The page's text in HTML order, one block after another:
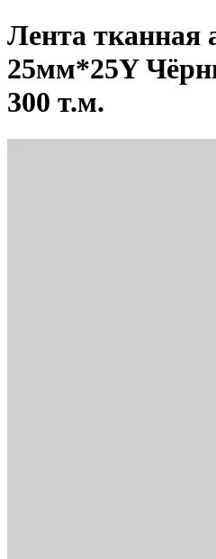
Лента тканная
25мм*25Y
300 т.м.